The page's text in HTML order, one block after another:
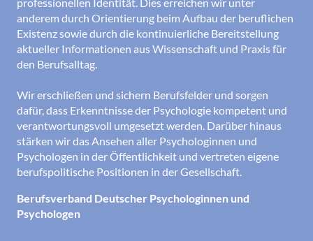
professionellen Identität. Dies erreichen wir unter
anderem durch Orientierung beim Aufbau der beruflichen
Existenz sowie durch die kontinuierliche Bereitstellung
aktueller Informationen aus Wissenschaft und Praxis für
den Berufsalltag.
Wir erschließen und sichern Berufsfelder und sorgen
dafür, dass Erkenntnisse der Psychologie kompetent und
verantwortungsvoll umgesetzt werden. Darüber hinaus
stärken wir das Ansehen aller Psychologinnen und
Psychologen in der Öffentlichkeit und vertreten eigene
berufspolitische Positionen in der Gesellschaft.
Berufsverband Deutscher Psychologinnen und
Psychologen